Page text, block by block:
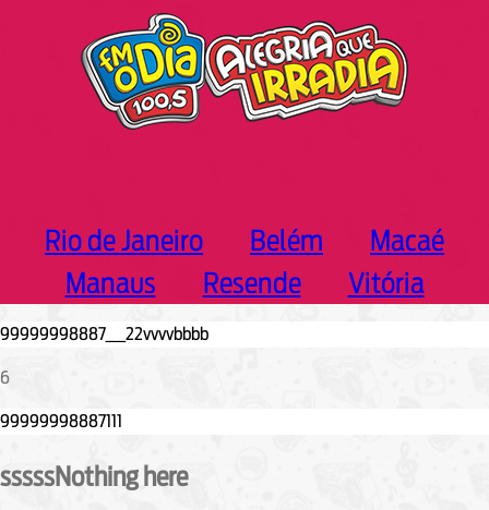
Rio de Janeiro Belém
Macaé
Manaus
Resende Vitória
6
sssssNothing here